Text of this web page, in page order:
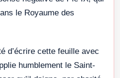
le Royaume des
d’écrire cette feuille avec
humblement le Saint-